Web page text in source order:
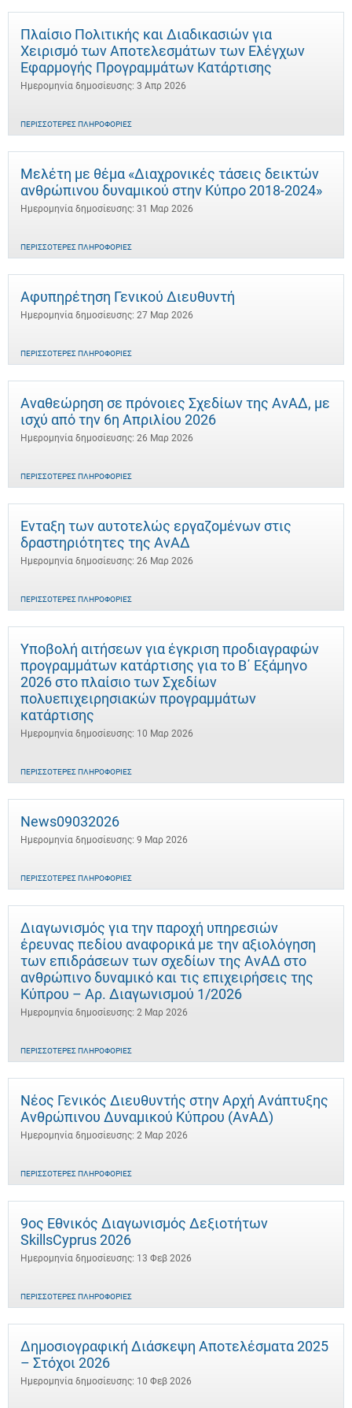
Πλαίσιο Πολιτικής και Διαδικασιών για
Χειρισμό των Αποτελεσμάτων των Ελέγχων
Εφαρμογής Προγραμμάτων Κατάρτισης
Ημερομηνία δημοσίευσης: 3 Απρ 2026
ΠΕΡΙΣΣΌΤΕΡΕΣ ΠΛΗΡΟΦΟΡΊΕΣ
Μελέτη με θέμα «Διαχρονικές τάσεις δεικτών
ανθρώπινου δυναμικού στην Κύπρο 2018-2024»
Ημερομηνία δημοσίευσης: 31 Μαρ 2026
ΠΕΡΙΣΣΌΤΕΡΕΣ ΠΛΗΡΟΦΟΡΊΕΣ
Αφυπηρέτηση Γενικού Διευθυντή
Ημερομηνία δημοσίευσης: 27 Μαρ 2026
ΠΕΡΙΣΣΌΤΕΡΕΣ ΠΛΗΡΟΦΟΡΊΕΣ
Αναθεώρηση σε πρόνοιες Σχεδίων της ΑνΑΔ, με
ισχύ από την 6η Απριλίου 2026
Ημερομηνία δημοσίευσης: 26 Μαρ 2026
ΠΕΡΙΣΣΌΤΕΡΕΣ ΠΛΗΡΟΦΟΡΊΕΣ
Ένταξη των αυτοτελώς εργαζομένων στις
δραστηριότητες της ΑνΑΔ
Ημερομηνία δημοσίευσης: 26 Μαρ 2026
ΠΕΡΙΣΣΌΤΕΡΕΣ ΠΛΗΡΟΦΟΡΊΕΣ
Υποβολή αιτήσεων για έγκριση προδιαγραφών
προγραμμάτων κατάρτισης για το Β΄ Εξάμηνο
2026 στο πλαίσιο των Σχεδίων
πολυεπιχειρησιακών προγραμμάτων
κατάρτισης
Ημερομηνία δημοσίευσης: 10 Μαρ 2026
ΠΕΡΙΣΣΌΤΕΡΕΣ ΠΛΗΡΟΦΟΡΊΕΣ
News09032026
Ημερομηνία δημοσίευσης: 9 Μαρ 2026
ΠΕΡΙΣΣΌΤΕΡΕΣ ΠΛΗΡΟΦΟΡΊΕΣ
Διαγωνισμός για την παροχή υπηρεσιών
έρευνας πεδίου αναφορικά με την αξιολόγηση
των επιδράσεων των σχεδίων της ΑνΑΔ στο
ανθρώπινο δυναμικό και τις επιχειρήσεις της
Κύπρου – Αρ. Διαγωνισμού 1/2026
Ημερομηνία δημοσίευσης: 2 Μαρ 2026
ΠΕΡΙΣΣΌΤΕΡΕΣ ΠΛΗΡΟΦΟΡΊΕΣ
Νέος Γενικός Διευθυντής στην Αρχή Ανάπτυξης
Ανθρώπινου Δυναμικού Κύπρου (ΑνΑΔ)
Ημερομηνία δημοσίευσης: 2 Μαρ 2026
ΠΕΡΙΣΣΌΤΕΡΕΣ ΠΛΗΡΟΦΟΡΊΕΣ
9ος Εθνικός Διαγωνισμός Δεξιοτήτων
SkillsCyprus 2026
Ημερομηνία δημοσίευσης: 13 Φεβ 2026
ΠΕΡΙΣΣΌΤΕΡΕΣ ΠΛΗΡΟΦΟΡΊΕΣ
Δημοσιογραφική Διάσκεψη Αποτελέσματα 2025
– Στόχοι 2026
Ημερομηνία δημοσίευσης: 10 Φεβ 2026